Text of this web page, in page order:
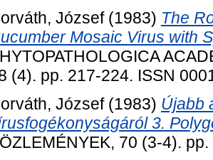
József(1983) The
Mosaic Virus with
(4). pp. 217-224. ISSN
József(1983) Újabb
3.
70 (3-4).